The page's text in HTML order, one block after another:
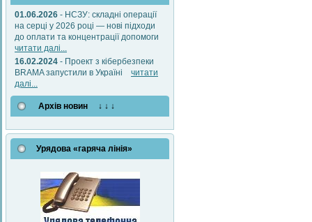
01.06.2026 - НСЗУ: складні операції
на серці у 2026 році — нові підходи
до оплати та концентрації допомоги
читати далі...
16.02.2024 - Проект з кібербезпеки
BRAMA запустили в Україні читати
далі...
Архів новин ↓ ↓ ↓
Урядова «гаряча лінія»